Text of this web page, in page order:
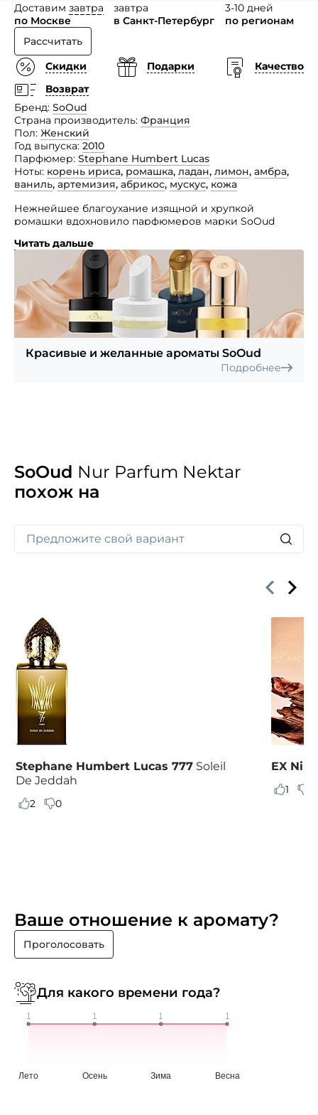
Доставим завтра
по Москве
завтра
в Санкт-Петербург
3-10 дней
по регионам
Рассчитать
Скидки
Подарки
Качество
Возврат
Бренд SoOud
Страна производитель Франция
Пол Женский
Год выпуска 2010
Парфюмер Stephane Humbert Lucas
Ноты корень ириса, ромашка, ладан, лимон, амбра,
ваниль, артемизия, абрикос, мускус, кожа
Нежнейшее благоухание изящной и хрупкой
ромашки вдохновило парфюмеров марки SoOud
Дополненная запахом спелого, налитого летним
солнцем абрикоса и нежной сладостью ванили, она
образует изысканное и фантастическое благоухание.
Представленный изыск станет настоящим
сокровищем для молодой и энергичной девушки,
которая любит и умеет покорять мужские сердца,
ценит роскошь и изыск. Запах придаст вашему образу
завораживающей недосказанности и тонко
подчеркнет красоту в любое время суток и при любых
Читать дальше
Красивые и желанные ароматы SoOud
Подробнее
SoOud Nur Parfum Nektar
похож на
Stephane Humbert Lucas 777 Soleil
De Jeddah
2 0
EX
1
Ваше отношение к аромату?
Проголосовать
Для какого времени года?